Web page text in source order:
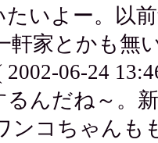
たいよー。以
軒家とかも無
2002-06-24
るんだね～。
ンコちゃんも